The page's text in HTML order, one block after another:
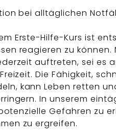
bei alltäglichen
Erste-Hilfe-Kurs ist
reagieren zu können.
auftreten, sei es
Die Fähigkeit,
kann Leben retten
In unserem
Gefahren zu
zu ergreifen.